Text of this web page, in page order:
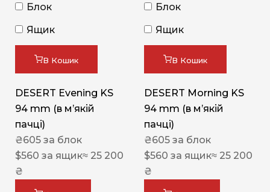
Блок
Ящик
В Кошик
DESERT Evening KS
94 mm (в мʼякій
пачці)
₴605 за блок
$560 за ящик≈ 25 200
₴
Блок
Ящик
В Кошик
DESERT Morning KS
94 mm (в мʼякій
пачці)
₴605 за блок
$560 за ящик≈ 25 200
₴